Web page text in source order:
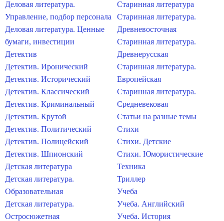
Деловая литература.
Управление, подбор персонала
Деловая литература. Ценные
бумаги, инвестиции
Детектив
Детектив. Иронический
Детектив. Исторический
Детектив. Классический
Детектив. Криминальный
Детектив. Крутой
Детектив. Политический
Детектив. Полицейский
Детектив. Шпионский
Детская литература
Детская литература.
Образовательная
Детская литература.
Остросюжетная
Старинная литература
Старинная литература.
Древневосточная
Старинная литература.
Древнерусская
Старинная литература.
Европейская
Старинная литература.
Средневековая
Статьи на разные темы
Стихи
Стихи. Детские
Стихи. Юмористические
Техника
Триллер
Учеба
Учеба. Английский
Учеба. История